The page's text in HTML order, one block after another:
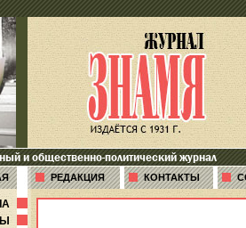
и общественно-политический журнал
РЕДАКЦИЯ КОНТАКТЫ